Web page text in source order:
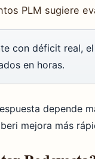
PLM sugiere
con déficit real,
en horas.
depende
mejora más